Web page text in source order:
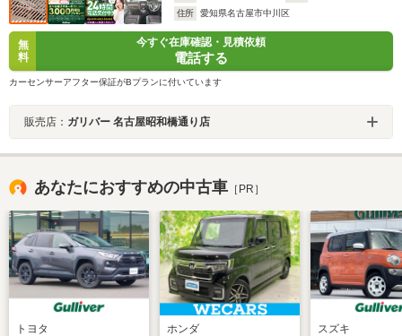
住所
愛知県名古屋市中川区
無
料
今すぐ在庫確認・見積依頼
電話する
カーセンサーアフター保証がBプランに付いています
販売店： ガリバー 名古屋昭和橋通り店
あなたにおすすめの中古車 ［PR］
トヨタ ホンダ スズキ